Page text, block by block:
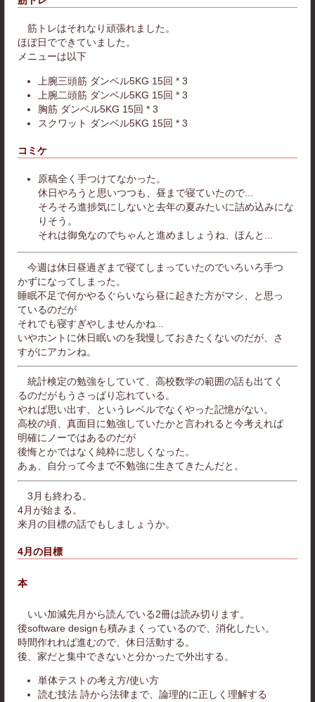
筋トレはそれなり頑張れました。
ほぼ日でできていました。
メニューは以下
上腕三頭筋 ダンベル5KG 15回 * 3
上腕二頭筋 ダンベル5KG 15回 * 3
胸筋 ダンベル5KG 15回 * 3
スクワット ダンベル5KG 15回 * 3
コミケ
原稿全く手つけてなかった。
休日やろうと思いつつも、昼まで寝ていたので...
そろそろ進捗気にしないと去年の夏みたいに詰め込みにな
りそう。
それは御免なのでちゃんと進めましょうね、ほんと...
今週は休日昼過ぎまで寝てしまっていたのでいろいろ手つ
かずになってしまった。
睡眠不足で何かやるぐらいなら昼に起きた方がマシ、と思っ
ているのだが
それでも寝すぎやしませんかね...
いやホントに休日眠いのを我慢しておきたくないのだが、さ
すがにアカンね。
統計検定の勉強をしていて、高校数学の範囲の話も出てく
るのだがもうさっぱり忘れている。
やれば思い出す、というレベルでなくやった記憶がない。
高校の頃、真面目に勉強していたかと言われると今考えれば
明確にノーではあるのだが
後悔とかではなく純粋に悲しくなった。
あぁ、自分って今まで不勉強に生きてきたんだと。
3月も終わる。
4月が始まる。
来月の目標の話でもしましょうか。
4月の目標
本
いい加減先月から読んでいる2冊は読み切ります。
後software designも積みまくっているので、消化したい。
時間作れれば進むので、休日活動する。
後、家だと集中できないと分かったで外出する。
単体テストの考え方/使い方
読む技法 詩から法律まで、論理的に正しく理解する